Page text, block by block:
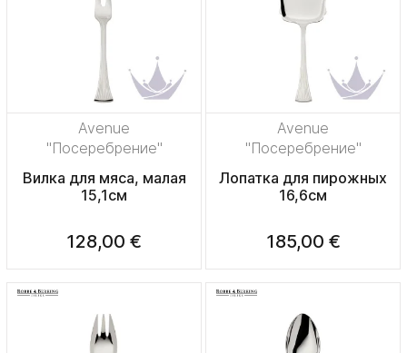
Avenue
"Посеребрение"
Вилка для мяса, малая
15,1см
128,00 €
Avenue
"Посеребрение"
Лопатка для пирожных
16,6см
185,00 €